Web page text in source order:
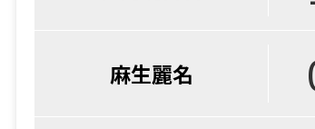
麻生麗名